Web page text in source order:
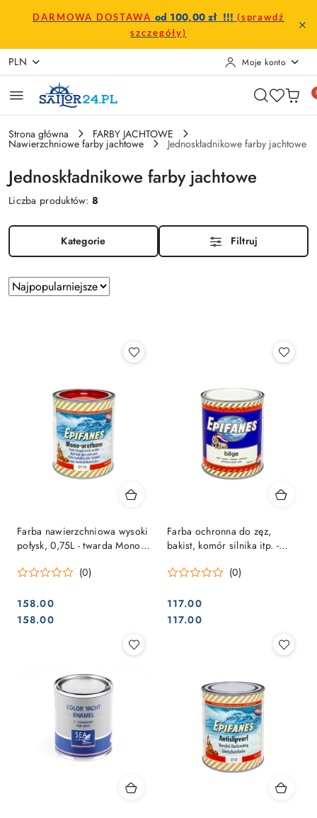
Przejdź do treści głównej
Przejdź do wyszukiwarki
Przejdź do moje konto
Przejdź do menu głównego
Przejdź do stopki
DARMOWA DOSTAWA od 100,00 zł !!! (sprawdź
szczegóły)
PLN Moje konto
Strona główna FARBY JACHTOWE
Nawierzchniowe farby jachtowe Jednoskładnikowe farby jachtowe
Jednoskładnikowe farby jachtowe
Liczba produktów:8
Kategorie Filtruj
Zastosowano
sortowanie:
Sortuj
według
Farba nawierzchniowa wysoki
połysk, 0,75L - twarda Mono-
(0)
Cena:
158.00
Cena:
158.00
Farba ochronna do zęz,
bakist, komór silnika itp. -
(0)
Cena:
117.00
Cena:
117.00